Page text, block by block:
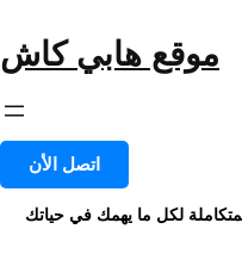
موقع هابي كاش
اتصل الأن
لكل ما يهمك في حياتك